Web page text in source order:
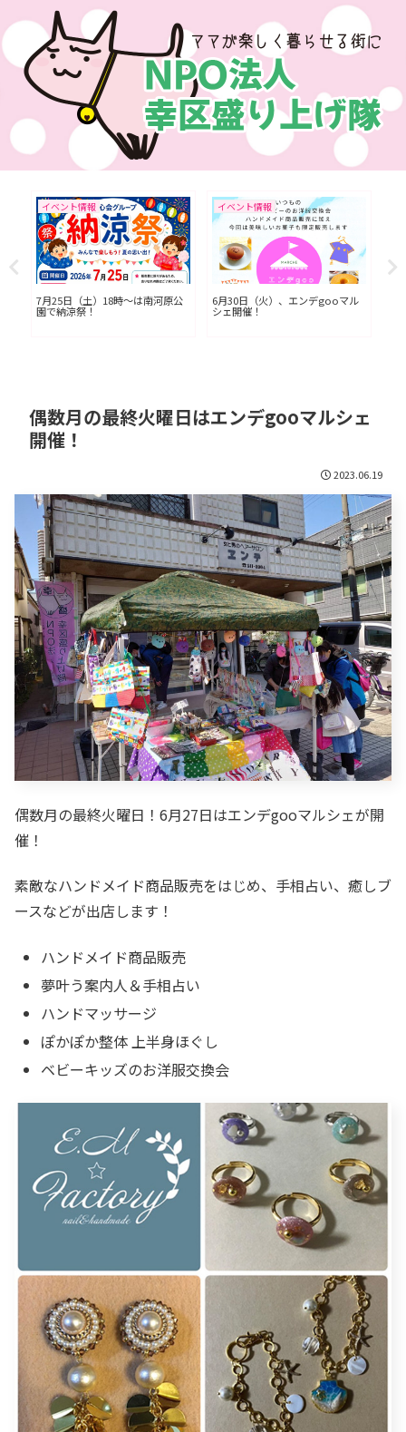
イベント情報
7月25日（土）18時〜は南河原公
園で納涼祭！
イベント情報
6月30日（火）、エンデgooマル
シェ開催！
偶数月の最終火曜日はエンデgooマルシェ
開催！
2023.06.19
偶数月の最終火曜日！6月27日はエンデgooマルシェが開
催！
素敵なハンドメイド商品販売をはじめ、手相占い、癒しブ
ースなどが出店します！
ハンドメイド商品販売
夢叶う案内人＆手相占い
ハンドマッサージ
ぽかぽか整体 上半身ほぐし
ベビーキッズのお洋服交換会